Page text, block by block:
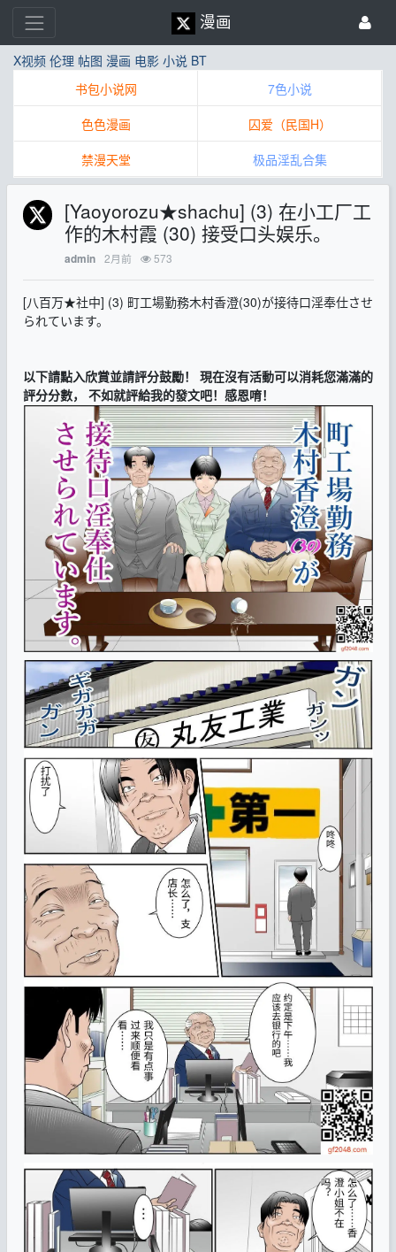
漫画
X视频 伦理 帖图 漫画 电影 小说 BT
书包小说网
7色小说
色色漫画
囚爱（民国H）
禁漫天堂
极品淫乱合集
[Yaoyorozu★shachu] (3) 在小工厂工
作的木村霞 (30) 接受口头娱乐。
admin 2月前 573
[八百万★社中] (3) 町工場勤務木村香澄(30)が接待口淫奉仕させ
られています。
以下請點入欣賞並請評分鼓勵！
現在沒有活動可以消耗您滿滿的
評分分數， 不如就評給我的發文吧！感恩唷！